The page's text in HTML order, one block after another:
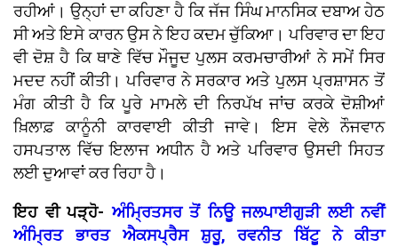
ਰਹੀਆਂ। ਉਨ੍ਹਾਂ ਦਾ ਕਹਿਣਾ ਹੈ ਕਿ ਜੱਜ ਸਿੰਘ ਮਾਨਸਿਕ ਦਬਾਅ ਹੇਠ
ਸੀ ਅਤੇ ਇਸੇ ਕਾਰਨ ਉਸ ਨੇ ਇਹ ਕਦਮ ਚੁੱਕਿਆ। ਪਰਿਵਾਰ ਦਾ ਇਹ
ਵੀ ਦੋਸ਼ ਹੈ ਕਿ ਥਾਣੇ ਵਿੱਚ ਮੌਜੂਦ ਪੁਲਸ ਕਰਮਚਾਰੀਆਂ ਨੇ ਸਮੇਂ ਸਿਰ
ਮਦਦ ਨਹੀਂ ਕੀਤੀ। ਪਰਿਵਾਰ ਨੇ ਸਰਕਾਰ ਅਤੇ ਪੁਲਸ ਪ੍ਰਸ਼ਾਸਨ ਤੋਂ
ਮੰਗ ਕੀਤੀ ਹੈ ਕਿ ਪੂਰੇ ਮਾਮਲੇ ਦੀ ਨਿਰਪੱਖ ਜਾਂਚ ਕਰਕੇ ਦੋਸ਼ੀਆਂ
ਖ਼ਿਲਾਫ਼ ਕਾਨੂੰਨੀ ਕਾਰਵਾਈ ਕੀਤੀ ਜਾਵੇ। ਇਸ ਵੇਲੇ ਨੌਜਵਾਨ
ਹਸਪਤਾਲ ਵਿੱਚ ਇਲਾਜ ਅਧੀਨ ਹੈ ਅਤੇ ਪਰਿਵਾਰ ਉਸਦੀ ਸਿਹਤ
ਲਈ ਦੁਆਵਾਂ ਕਰ ਰਿਹਾ ਹੈ।
ਇਹ ਵੀ ਪੜ੍ਹੋ-ਅੰਮ੍ਰਿਤਸਰ ਤੋਂ ਨਿਊ ਜਲਪਾਈਗੁੜੀ ਲਈ ਨਵੀਂ
ਅੰਮ੍ਰਿਤ ਭਾਰਤ ਐਕਸਪ੍ਰੈਸ ਸ਼ੁਰੂ, ਰਵਨੀਤ ਬਿੱਟੂ ਨੇ ਕੀਤਾ